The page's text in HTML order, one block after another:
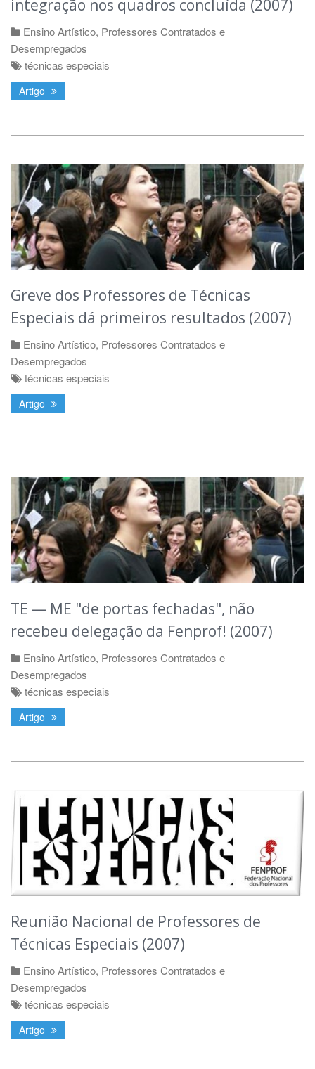
integração nos quadros concluída (2007)
Ensino Artístico, Professores Contratados e
Desempregados
técnicas especiais
Artigo
Greve dos Professores de Técnicas
Especiais dá primeiros resultados (2007)
Ensino Artístico, Professores Contratados e
Desempregados
técnicas especiais
Artigo
TE — ME "de portas fechadas", não
recebeu delegação da Fenprof! (2007)
Ensino Artístico, Professores Contratados e
Desempregados
técnicas especiais
Artigo
Reunião Nacional de Professores de
Técnicas Especiais (2007)
Ensino Artístico, Professores Contratados e
Desempregados
técnicas especiais
Artigo